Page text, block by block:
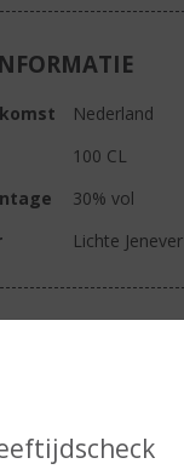
Nederland
100 CL
30% vol
Lichte Jenever